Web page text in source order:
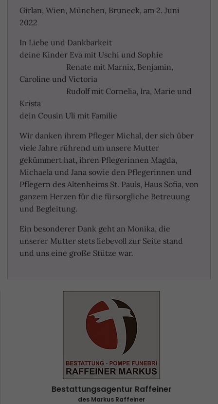
Girlan, Wien, München, Bruneck, am 2. Juni
2022
In Liebe und Dankbarkeit
deine Kinder Eva mit Uschi und Sophie
Renate mit Marnix, Benjamin,
Caroline und Victoria
Rudolf mit Cornelia, Ira, Marie und
Krista
dein Cousin Uli mit Familie
Wir danken ihrem Pfleger Michal, der sich über
viele Jahre rührend um unsere Mutter
gekümmert hat, ihren Pflegerinnen Magda,
Michaela und Jana sowie den Pflegerinnen und
Pflegern des Altenheims St. Pauls, Haus Sofia, von
ganzem Herzen für die fürsorgliche Betreuung
und Begleitung.
Ein besonderer Dank geht an Monika, die
unserer Mutter stets liebevoll zur Seite stand
und uns eine große Stütze war.
Bestattungsagentur Raffeiner
des Markus Raffeiner